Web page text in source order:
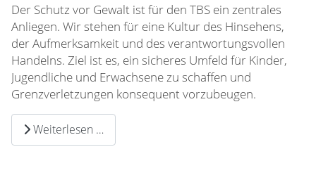
Der Schutz vor Gewalt ist für den TBS ein zentrales
Anliegen. Wir stehen für eine Kultur des Hinsehens,
der Aufmerksamkeit und des verantwortungsvollen
Handelns. Ziel ist es, ein sicheres Umfeld für Kinder,
Jugendliche und Erwachsene zu schaffen und
Grenzverletzungen konsequent vorzubeugen.
Weiterlesen …